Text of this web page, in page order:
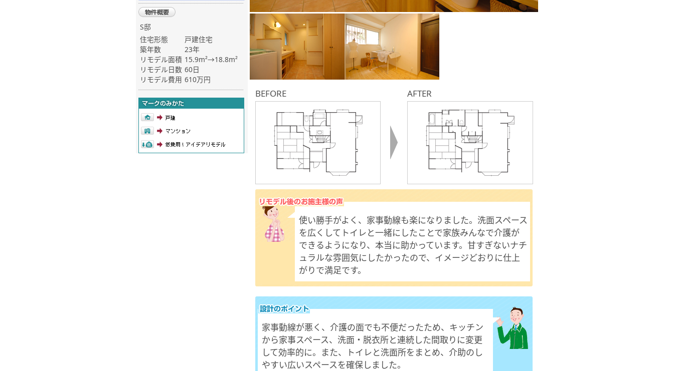
S邸
住宅形態
戸建住宅
築年数
23年
リモデル面積 15.9m²→18.8m²
リモデル日数 60日
リモデル費用 610万円
BEFORE AFTER
使い勝手がよく、家事動線も楽になりました。洗面スペース
を広くしてトイレと一緒にしたことで家族みんなで介護が
できるようになり、本当に助かっています。甘すぎないナチ
ュラルな雰囲気にしたかったので、イメージどおりに仕上
がりで満足です。
家事動線が悪く、介護の面でも不便だったため、キッチン
から家事スペース、洗面・脱衣所と連続した間取りに変更
して効率的に。また、トイレと洗面所をまとめ、介助のし
やすい広いスペースを確保しました。